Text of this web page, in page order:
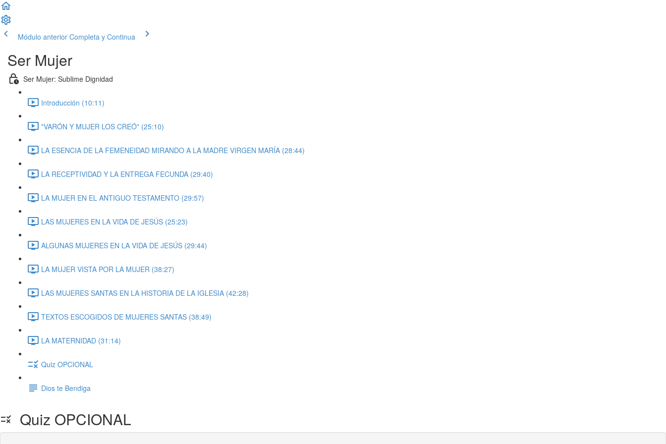
Módulo anterior Completa y Continua
Ser Mujer
Ser Mujer: Sublime Dignidad
Introducción (10:11)
"VARÓN Y MUJER LOS CREÓ" (25:10)
LA ESENCIA DE LA FEMENEIDAD MIRANDO A LA MADRE VIRGEN MARÍA (28:44)
LA RECEPTIVIDAD Y LA ENTREGA FECUNDA (29:40)
LA MUJER EN EL ANTIGUO TESTAMENTO (29:57)
LAS MUJERES EN LA VIDA DE JESÚS (25:23)
ALGUNAS MUJERES EN LA VIDA DE JESÚS (29:44)
LA MUJER VISTA POR LA MUJER (38:27)
LAS MUJERES SANTAS EN LA HISTORIA DE LA IGLESIA (42:28)
TEXTOS ESCOGIDOS DE MUJERES SANTAS (38:49)
LA MATERNIDAD (31:14)
Quiz OPCIONAL
Dios te Bendiga
Quiz OPCIONAL